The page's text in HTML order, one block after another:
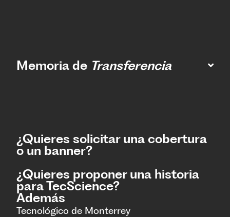
Memoria de Transferencia
¿Quieres solicitar una cobertura
o un banner?
¿Quieres proponer una historia
para TecScience?
Además
Tecnológico de Monterrey